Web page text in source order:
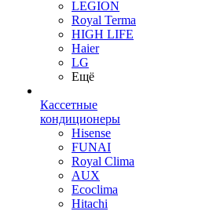
LEGION
Royal Terma
HIGH LIFE
Haier
LG
Ещё
Кассетные
кондиционеры
Hisense
FUNAI
Royal Clima
AUX
Ecoclima
Hitachi